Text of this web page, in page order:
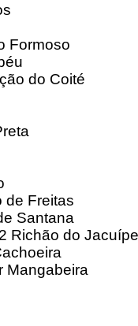
Formoso
do Coité
de Freitas
Santana
Richão do Jacuípe
Mangabeira